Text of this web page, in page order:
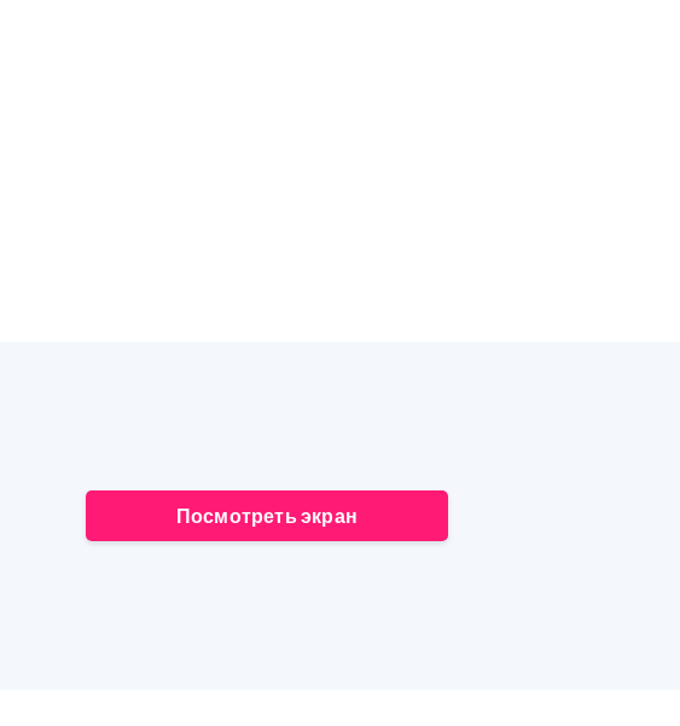
Посмотреть экран